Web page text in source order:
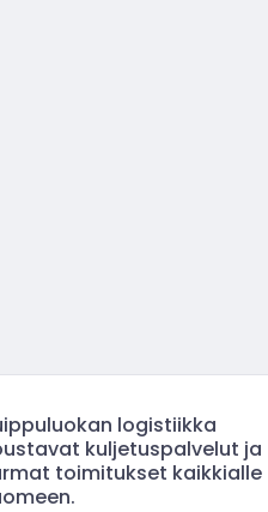
logistiikka
kuljetuspalvelut ja
toimitukset kaikkialle